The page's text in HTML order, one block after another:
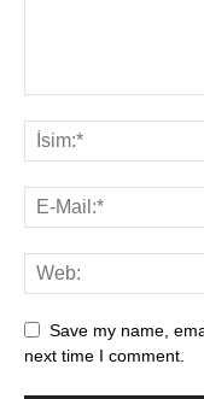
Save my name,
next time I comment.